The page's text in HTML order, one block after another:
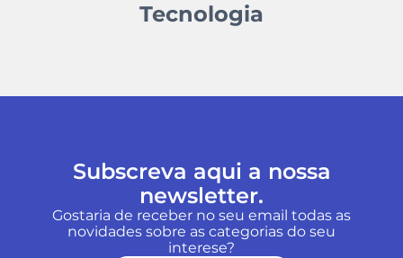
Tecnologia
Subscreva aqui a nossa
newsletter.
Gostaria de receber no seu email todas as
novidades sobre as categorias do seu
interese?